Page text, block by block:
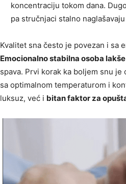
koncentraciju tokom dana.
pa stručnjaci stalno
Kvalitet sna često je povezan i sa
Emocionalno stabilna osoba
spava. Prvi korak ka boljem snu
sa optimalnom temperaturom i
luksuz, već i bitan faktor za